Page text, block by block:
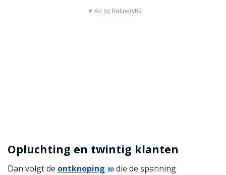
▼ Ad by Refinery89
Opluchting en twintig klanten
Dan volgt de ontknoping
die de spanning